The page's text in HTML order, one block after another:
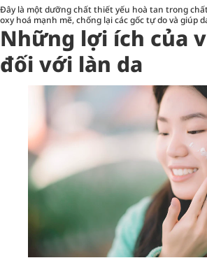
Đây là một dưỡng chất thiết yếu hoà tan trong
oxy hoá mạnh mẽ, chống lại các gốc tự do và giúp
Những lợi ích của
đối với làn da